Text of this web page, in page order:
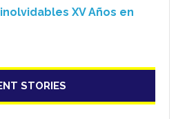
XV Años en
STORIES